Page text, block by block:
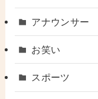
アナウンサー
お笑い
スポーツ